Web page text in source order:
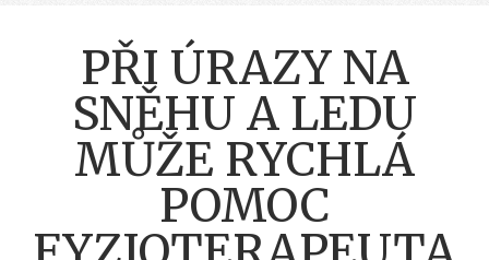
PŘI ÚRAZY NA
SNĚHU A LEDU
MŮŽE RYCHLÁ
POMOC